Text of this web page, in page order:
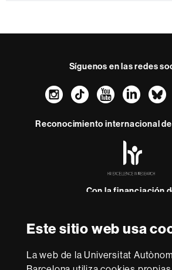
Este sitio web usa
La web de la Universitat
Síguenos en las redes
Instagram
TikTok
Reconocimiento internacional
-
Con la financiación
esta